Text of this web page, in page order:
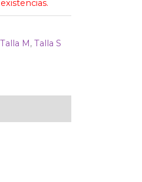
Talla M,Talla S